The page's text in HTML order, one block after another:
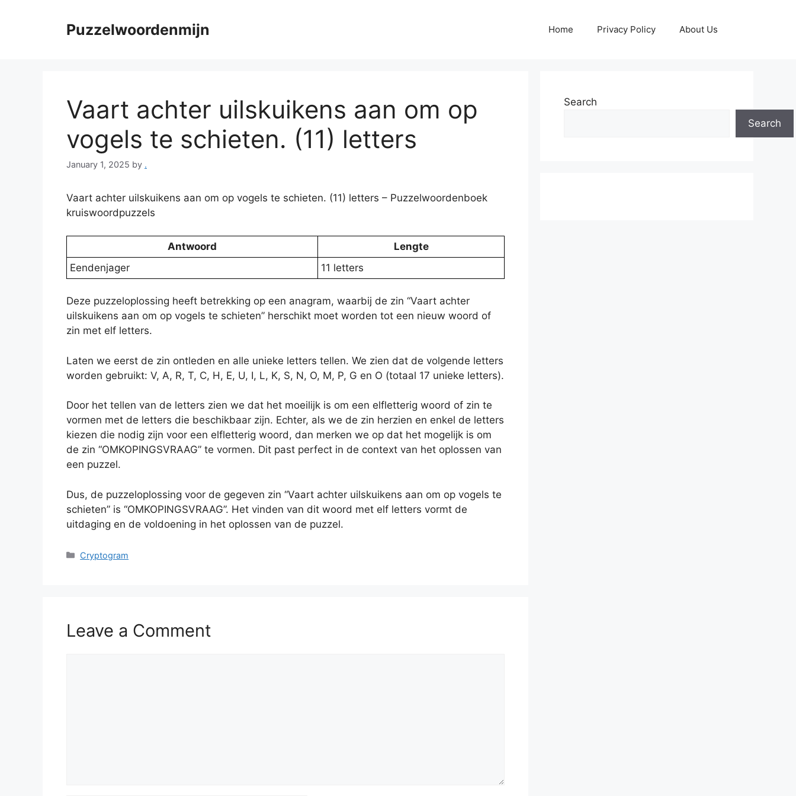
Puzzelwoordenmijn Home Privacy Policy About Us
Vaart achter uilskuikens aan om op
vogels te schieten. (11) letters
January 1, 2025 by .
Vaart achter uilskuikens aan om op vogels te schieten. (11) letters – Puzzelwoordenboek
kruiswoordpuzzels
Antwoord
Lengte
Eendenjager
11 letters
Deze puzzeloplossing heeft betrekking op een anagram, waarbij de zin “Vaart achter
uilskuikens aan om op vogels te schieten” herschikt moet worden tot een nieuw woord of
zin met elf letters.
Laten we eerst de zin ontleden en alle unieke letters tellen. We zien dat de volgende letters
worden gebruikt: V, A, R, T, C, H, E, U, I, L, K, S, N, O, M, P, G en O (totaal 17 unieke letters).
Door het tellen van de letters zien we dat het moeilijk is om een elfletterig woord of zin te
vormen met de letters die beschikbaar zijn. Echter, als we de zin herzien en enkel de letters
kiezen die nodig zijn voor een elfletterig woord, dan merken we op dat het mogelijk is om
de zin “OMKOPINGSVRAAG” te vormen. Dit past perfect in de context van het oplossen van
een puzzel.
Dus, de puzzeloplossing voor de gegeven zin “Vaart achter uilskuikens aan om op vogels te
schieten” is “OMKOPINGSVRAAG”. Het vinden van dit woord met elf letters vormt de
uitdaging en de voldoening in het oplossen van de puzzel.
Categories
Cryptogram
Leave a Comment
Search
Search